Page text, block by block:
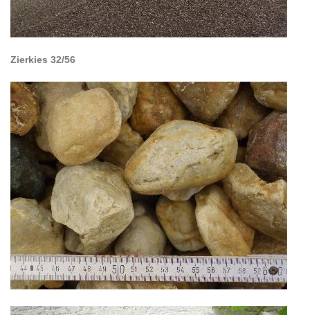
Zierkies 32/56